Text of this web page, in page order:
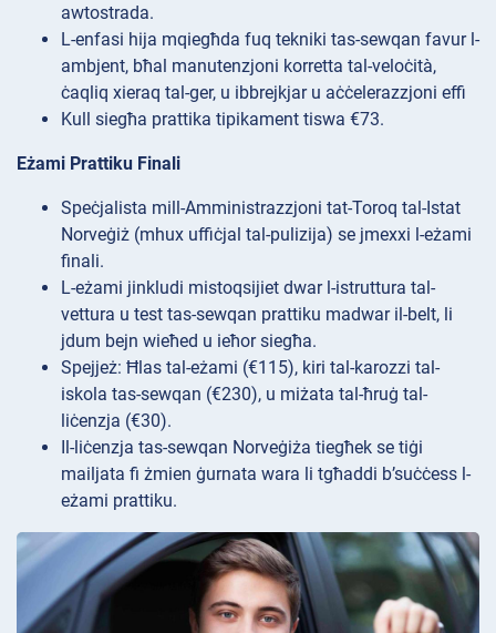
awtostrada.
L-enfasi hija mqiegħda fuq tekniki tas-sewqan favur l-
ambjent, bħal manutenzjoni korretta tal-veloċità,
ċaqliq xieraq tal-ger, u ibbrejkjar u aċċelerazzjoni effi
Kull siegħa prattika tipikament tiswa €73.
Eżami Prattiku Finali
Speċjalista mill-Amministrazzjoni tat-Toroq tal-Istat
Norveġiż (mhux uffiċjal tal-pulizija) se jmexxi l-eżami
finali.
L-eżami jinkludi mistoqsijiet dwar l-istruttura tal-
vettura u test tas-sewqan prattiku madwar il-belt, li
jdum bejn wieħed u ieħor siegħa.
Spejjeż: Ħlas tal-eżami (€115), kiri tal-karozzi tal-
iskola tas-sewqan (€230), u miżata tal-ħruġ tal-
liċenzja (€30).
Il-liċenzja tas-sewqan Norveġiża tiegħek se tiġi
mailjata fi żmien ġurnata wara li tgħaddi b’suċċess l-
eżami prattiku.